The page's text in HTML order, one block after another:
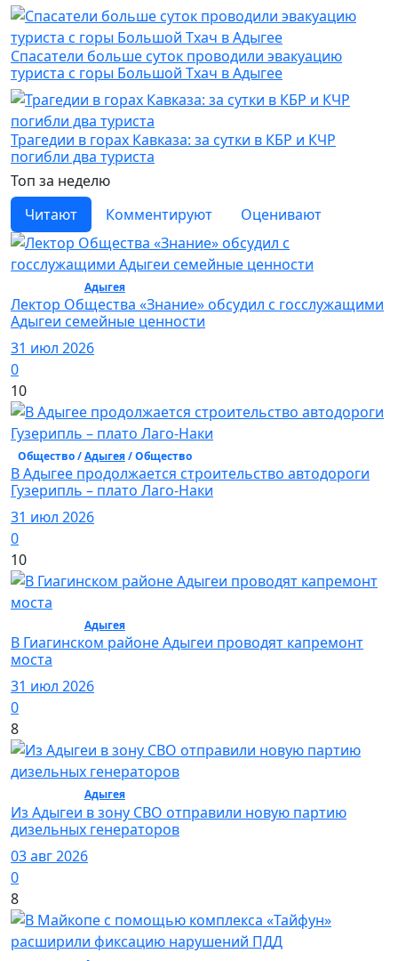
Спасатели больше суток проводили эвакуацию
туриста с горы Большой Тхач в Адыгее
Трагедии в горах Кавказа: за сутки в КБР и КЧР
погибли два туриста
Топ за неделю
Читают
Комментируют Оценивают
Адыгея/ Общество
Лектор Общества «Знание» обсудил с госслужащими
Адыгеи семейные ценности
31 июл 2026
0
10
Общество /Адыгея/ Общество
В Адыгее продолжается строительство автодороги
Гузерипль – плато Лаго-Наки
31 июл 2026
0
10
Адыгея/ Общество
В Гиагинском районе Адыгеи проводят капремонт
моста
31 июл 2026
0
8
Адыгея/ Общество
Из Адыгеи в зону СВО отправили новую партию
дизельных генераторов
03 авг 2026
0
8